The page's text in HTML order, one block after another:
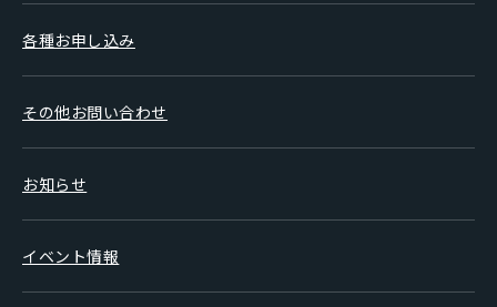
各種お申し込み
その他お問い合わせ
お知らせ
イベント情報